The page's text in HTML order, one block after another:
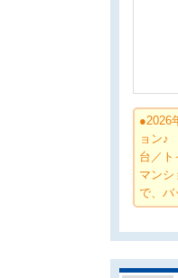
●2026
ョン♪
台／
マンシ
で、バ